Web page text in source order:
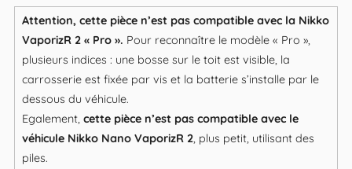
Attention, cette pièce n’est pas compatible avec la Nikko
VaporizR 2 « Pro ». Pour reconnaître le modèle « Pro »,
plusieurs indices : une bosse sur le toit est visible, la
carrosserie est fixée par vis et la batterie s’installe par le
dessous du véhicule.
Egalement, cette pièce n’est pas compatible avec le
véhicule Nikko Nano VaporizR 2, plus petit, utilisant des
piles.